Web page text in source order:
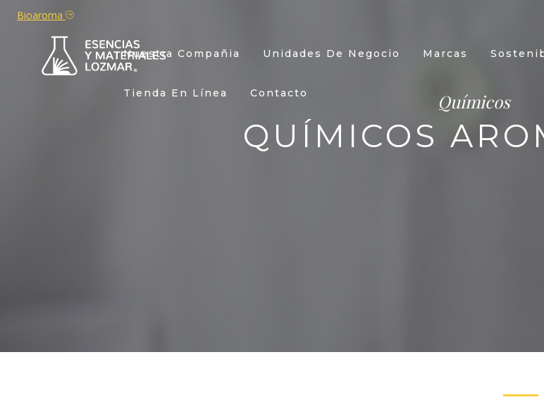
Bioaroma
Nuestra Compañia Unidades De Negocio Marcas
Tienda En Línea Contacto Químicos
QUÍMICOS